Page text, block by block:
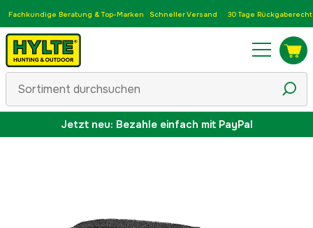
Fachkundige Beratung & Top-Marken Schneller Versand 30 Tage Rückgaberecht
Jetzt neu: Bezahle einfach mit PayPal